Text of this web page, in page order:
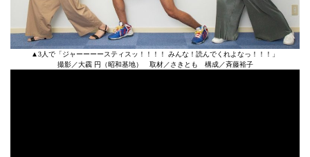
▲3人で「ジャーーーースティスッ！！！！ みんな！読んでくれよなっ！！！」
撮影／大靏 円（昭和基地） 取材／さきとも 構成／斉藤裕子